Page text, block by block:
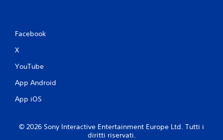
Facebook
X
YouTube
App Android
App iOS
© 2026 Sony Interactive Entertainment Europe Ltd. Tutti i
diritti riservati.